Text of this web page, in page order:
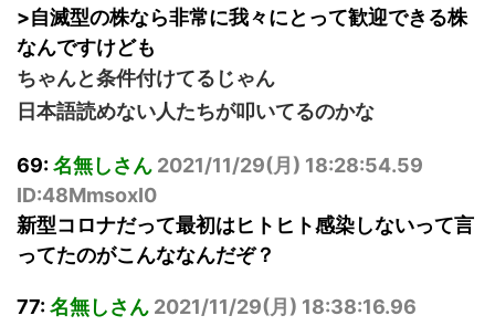
>自滅型の株なら非常に我々にとって歓迎できる株
なんですけども
ちゃんと条件付けてるじゃん
日本語読めない人たちが叩いてるのかな
69:名無しさん 2021/11/29(月) 18:28:54.59
ID:48MmsoxI0
新型コロナだって最初はヒトヒト感染しないって言
ってたのがこんななんだぞ？
77:名無しさん 2021/11/29(月) 18:38:16.96